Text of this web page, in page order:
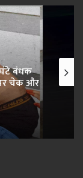
बंधक
पर चेक और